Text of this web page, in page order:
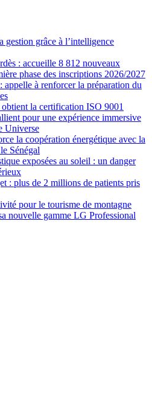
grâce à l’intelligence
: accueille 8 812 nouveaux
phase des inscriptions 2026/2027
appelle à renforcer la préparation du
la certification ISO 9001
pour une expérience immersive
Universe
la coopération énergétique avec la
Sénégal
exposées au soleil : un danger
: plus de 2 millions de patients pris
pour le tourisme de montagne
nouvelle gamme LG Professional